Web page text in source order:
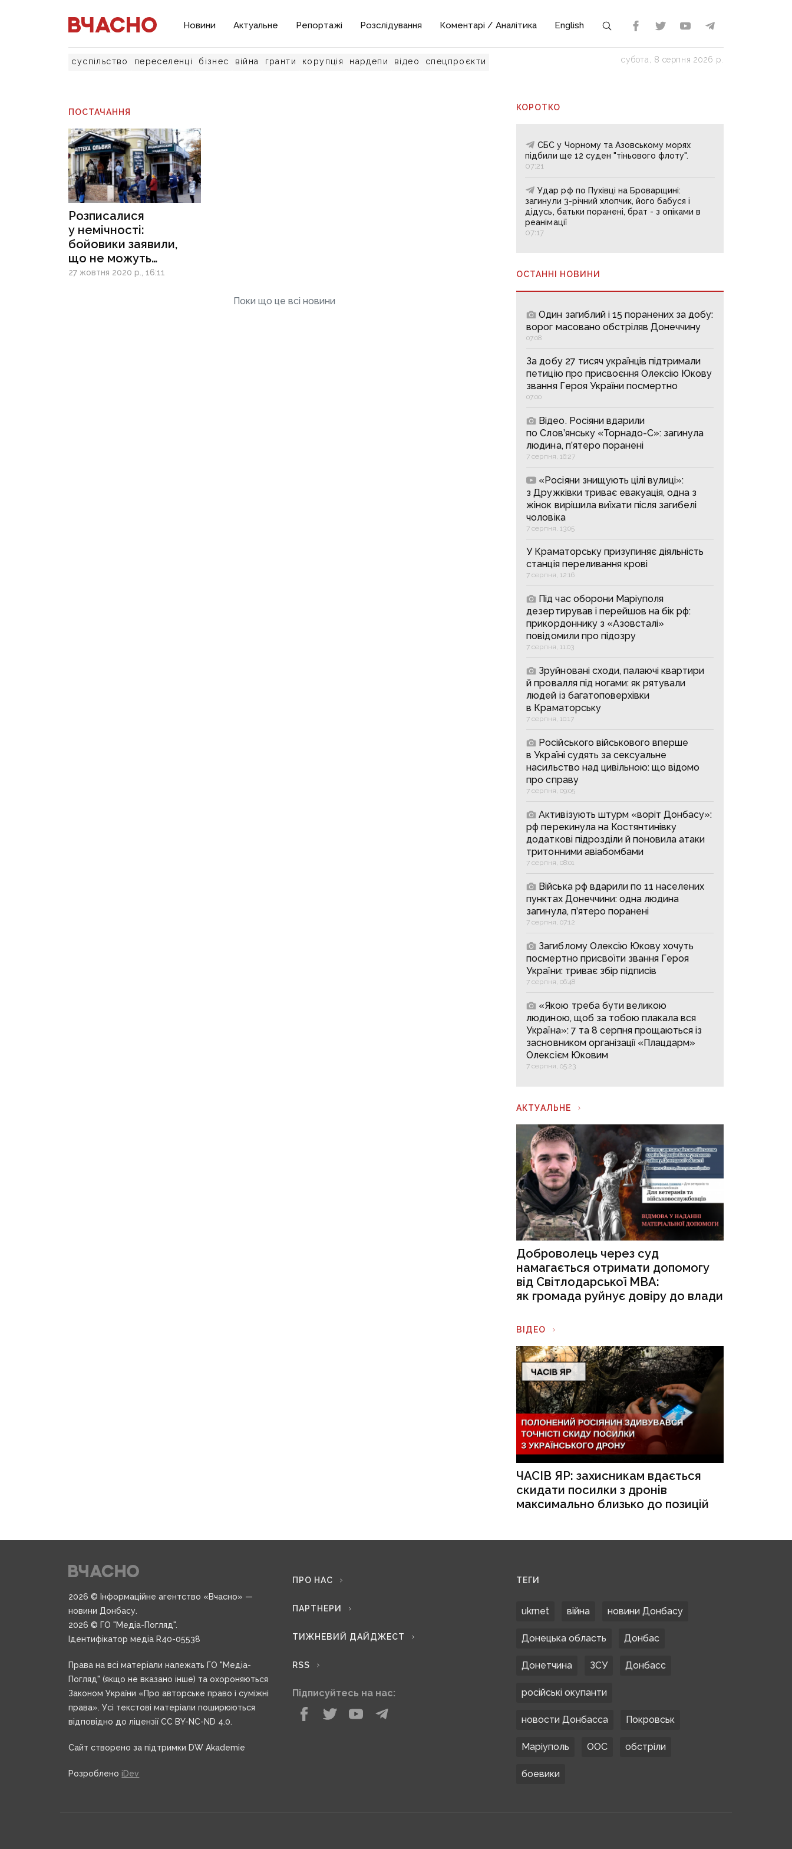
Новини Актуальне Репортажі Розслідування Коментарі / Аналітика English
суспільство переселенці бізнес війна гранти корупція нардепи відео спецпроєкти субота, 8 серпня 2026 р.
ПОСТАЧАННЯ
Розписалися
у немічності:
бойовики заявили,
що не можуть
забезпечити ліками
27 жовтня 2020 р., 16:11
Поки що це всі новини
КОРОТКО
СБС у Чорному та Азовському морях
підбили ще 12 суден "тіньового флоту".
07:21
Удар рф по Пухівці на Броварщині:
загинули 3-річний хлопчик, його бабуся і
дідусь, батьки поранені, брат - з опіками в
реанімації
07:17
ОСТАННІ НОВИНИ
Один загиблий і 15 поранених за добу:
ворог масовано обстріляв Донеччину
07:08
За добу 27 тисяч українців підтримали
петицію про присвоєння Олексію Юкову
звання Героя України посмертно
07:00
Відео. Росіяни вдарили
по Слов’янську «Торнадо-С»: загинула
людина, п’ятеро поранені
7 серпня, 16:27
«Росіяни знищують цілі вулиці»:
з Дружківки триває евакуація, одна з
жінок вирішила виїхати після загибелі
чоловіка
7 серпня, 13:05
У Краматорську призупиняє діяльність
станція переливання крові
7 серпня, 12:16
Під час оборони Маріуполя
дезертирував і перейшов на бік рф:
прикордоннику з «Азовсталі»
повідомили про підозру
7 серпня, 11:03
Зруйновані сходи, палаючі квартири
й провалля під ногами: як рятували
людей із багатоповерхівки
в Краматорську
7 серпня, 10:17
Російського військового вперше
в Україні судять за сексуальне
насильство над цивільною: що відомо
про справу
7 серпня, 09:05
Активізують штурм «воріт Донбасу»:
рф перекинула на Костянтинівку
додаткові підрозділи й поновила атаки
тритонними авіабомбами
7 серпня, 08:01
Війська рф вдарили по 11 населених
пунктах Донеччини: одна людина
загинула, п’ятеро поранені
7 серпня, 07:12
Загиблому Олексію Юкову хочуть
посмертно присвоїти звання Героя
України: триває збір підписів
7 серпня, 06:48
«Якою треба бути великою
людиною, щоб за тобою плакала вся
Україна»: 7 та 8 серпня прощаються із
засновником організації «Плацдарм»
Олексієм Юковим
7 серпня, 05:23
АКТУАЛЬНЕ
Доброволець через суд
намагається отримати допомогу
від Світлодарської МВА:
як громада руйнує довіру до влади
ВІДЕО
ЧАСІВ ЯР: захисникам вдається
скидати посилки з дронів
максимально близько до позицій
2026 © Інформаційне агентство «Вчасно» —
новини Донбасу.
2026 © ГО "Медіа-Погляд".
Ідентифікатор медіа R40-05538
Права на всі матеріали належать ГО "Медіа-
Погляд" (якщо не вказано інше) та охороняються
Законом України «Про авторське право і суміжні
права». Усі текстові матеріали поширюються
відповідно до ліцензії CC BY-NC-ND 4.0.
Сайт створено за підтримки DW Akademie
Розроблено iDev
ПРО НАС
ПАРТНЕРИ
ТИЖНЕВИЙ ДАЙДЖЕСТ
RSS
Підписуйтесь на нас:
ТЕГИ
ukrnet війна новини Донбасу
Донецька область Донбас
Донетчина ЗСУ Донбасс
російські окупанти
новости Донбасса Покровськ
Маріуполь ООС обстріли
боевики